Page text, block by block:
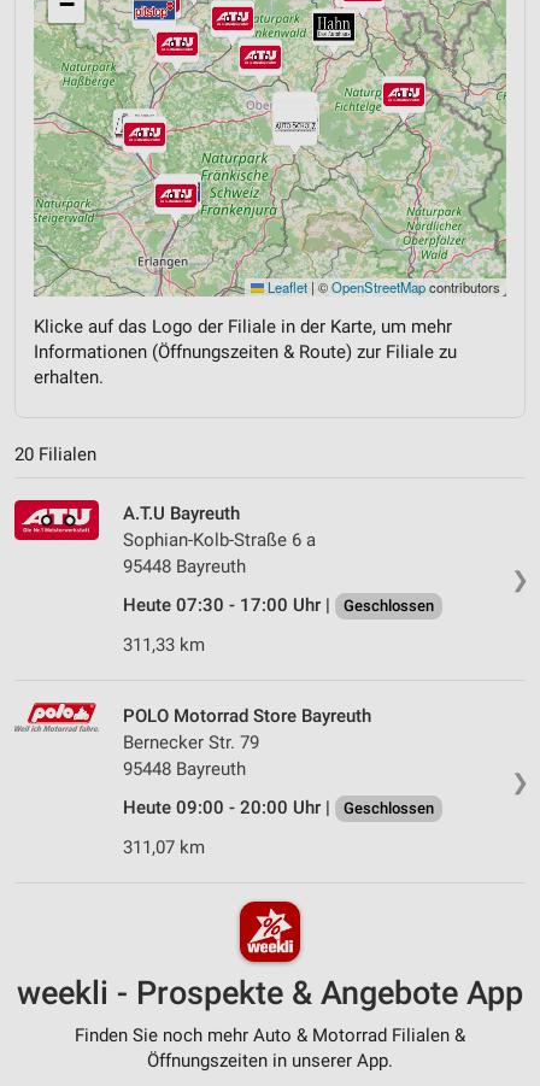
Leaflet | ©OpenStreetMapcontributors
Klicke auf das Logo der Filiale in der Karte, um mehr
Informationen (Öffnungszeiten & Route) zur Filiale zu
erhalten.
20 Filialen
❯
A.T.U Bayreuth
Sophian-Kolb-Straße 6 a
95448 Bayreuth
Heute 07:30 - 17:00 Uhr |
Geschlossen
311,33 km
❯
POLO Motorrad Store Bayreuth
Bernecker Str. 79
95448 Bayreuth
Heute 09:00 - 20:00 Uhr |
Geschlossen
311,07 km
weekli - Prospekte & Angebote App
Finden Sie noch mehr Auto & Motorrad Filialen &
Öffnungszeiten in unserer App.